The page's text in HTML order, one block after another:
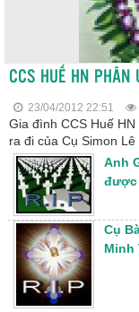
CCS HUẾ HN
23/04/2012 22:51
Gia đình CCS Huế
ra đi của Cụ Simon
Anh
được
Cụ
Minh